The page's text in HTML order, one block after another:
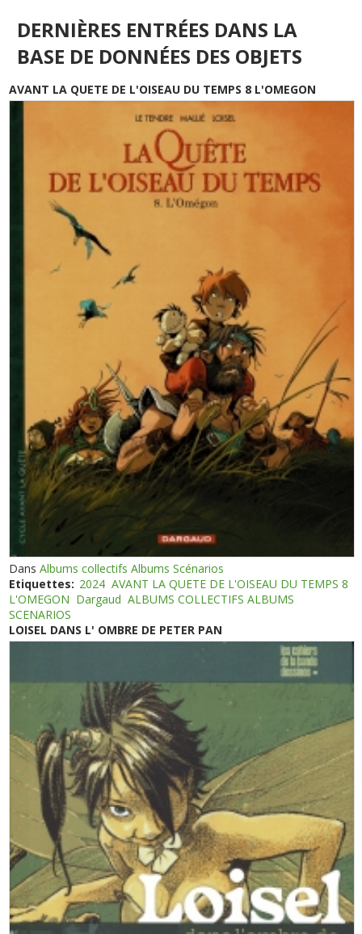
DERNIÈRES ENTRÉES DANS LA
BASE DE DONNÉES DES OBJETS
AVANT LA QUETE DE L'OISEAU DU TEMPS 8 L'OMEGON
DansAlbums collectifs Albums Scénarios
Etiquettes: 2024 AVANT LA QUETE DE L'OISEAU DU TEMPS 8
L'OMEGON Dargaud ALBUMS COLLECTIFS ALBUMS
SCENARIOS
LOISEL DANS L' OMBRE DE PETER PAN